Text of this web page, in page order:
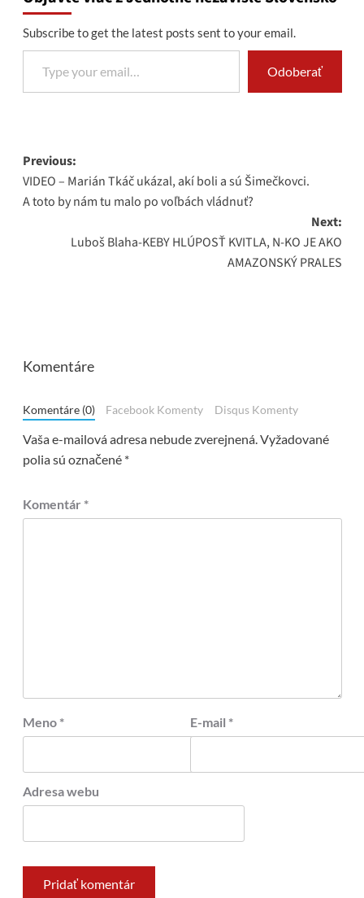
Subscribe to get the latest posts sent to your email.
Type your email…
Odoberať
Post
navigation
Previous:
VIDEO – Marián Tkáč ukázal, akí boli a sú Šimečkovci.
A toto by nám tu malo po voľbách vládnuť?
Next:
Luboš Blaha-KEBY HLÚPOSŤ KVITLA, N-KO JE AKO
AMAZONSKÝ PRALES
Komentáre
Komentáre (0) Facebook Komenty Disqus Komenty
Vaša e-mailová adresa nebude zverejnená.Vyžadované
polia sú označené *
Komentár *
Meno * E-mail *
Adresa webu